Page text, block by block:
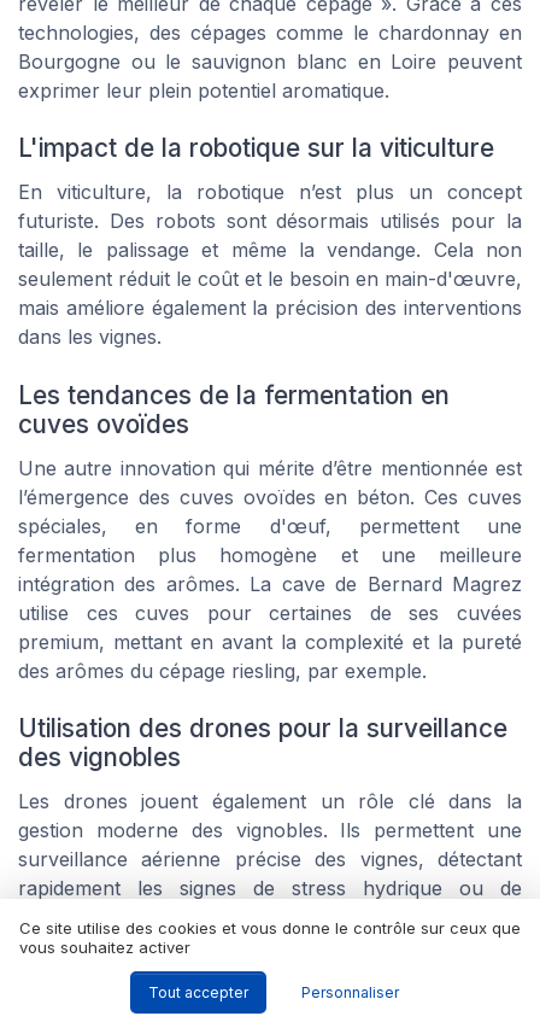
technologies, des cépages comme le chardonnay en
Bourgogne ou le sauvignon blanc en Loire peuvent
exprimer leur plein potentiel aromatique.
L'impact de la robotique sur la viticulture
En viticulture, la robotique n’est plus un concept
futuriste. Des robots sont désormais utilisés pour la
taille, le palissage et même la vendange. Cela non
seulement réduit le coût et le besoin en main-d'œuvre,
mais améliore également la précision des interventions
dans les vignes.
Les tendances de la fermentation en
cuves ovoïdes
Une autre innovation qui mérite d’être mentionnée est
l’émergence des cuves ovoïdes en béton. Ces cuves
spéciales, en forme d'œuf, permettent une
fermentation plus homogène et une meilleure
intégration des arômes. La cave de Bernard Magrez
utilise ces cuves pour certaines de ses cuvées
premium, mettant en avant la complexité et la pureté
des arômes du cépage riesling, par exemple.
Utilisation des drones pour la surveillance
des vignobles
Les drones jouent également un rôle clé dans la
gestion moderne des vignobles. Ils permettent une
surveillance aérienne précise des vignes, détectant
rapidement les signes de stress hydrique ou de
maladies. Cela aide les viticulteurs à intervenir de
manière ciblée et à réduire l’utilisation de produits
phytosanitaires.
Ce site utilise des cookies et vous donne le contrôle sur ceux que
vous souhaitez activer
Tout accepter Personnaliser